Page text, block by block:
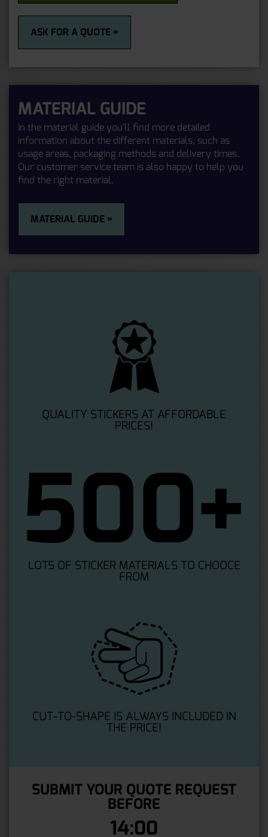
ASK FOR A QUOTE »
MATERIAL GUIDE
In the material guide you'll find more detailed
information about the different materials, such as
usage areas, packaging methods and delivery times.
Our customer service team is also happy to help you
find the right material.
MATERIAL GUIDE »
QUALITY STICKERS AT AFFORDABLE
PRICES!
LOTS OF STICKER MATERIALS TO CHOOCE
FROM
CUT-TO-SHAPE IS ALWAYS INCLUDED IN
THE PRICE!
SUBMIT YOUR QUOTE REQUEST
BEFORE
14:00